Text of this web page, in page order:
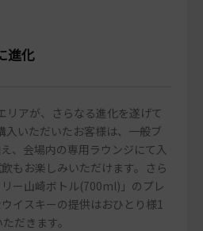
進化
リアが、さらなる進化を遂げて
入いただいたお客様は、一般ブ
、会場内の専用ラウンジにて入
もお楽しみいただけます。さら
ー山崎ボトル(700ml)」のプレ
イスキーの提供はおひとり様1
だきます。